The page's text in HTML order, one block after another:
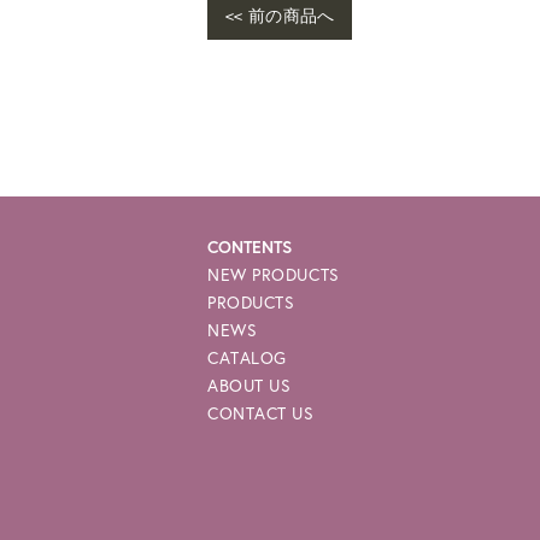
<< 前の商品へ
CONTENTS
NEW PRODUCTS
PRODUCTS
NEWS
CATALOG
ABOUT US
CONTACT US